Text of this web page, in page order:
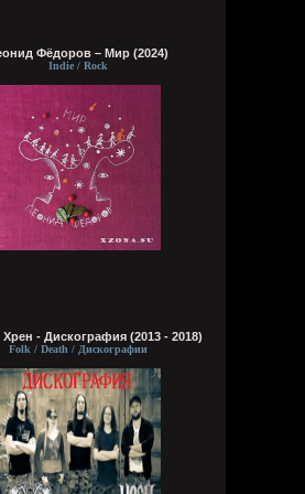
в 16:15:56
что Кадышевой 67 лет?
в моем детстве я думал ей
же. Получается она и не стареет
все время 60
в 16:15:29
в 16:15:10
не колдунья,
и люблю.
судьба послала
любовь мою.
строго, люди,
меня, родня,
жизни суждено мне
Фёдоров – Мир (2024)
Indie / Rock
Хрен - Дискография (2013 - 2018)
Folk / Death / Дискографии